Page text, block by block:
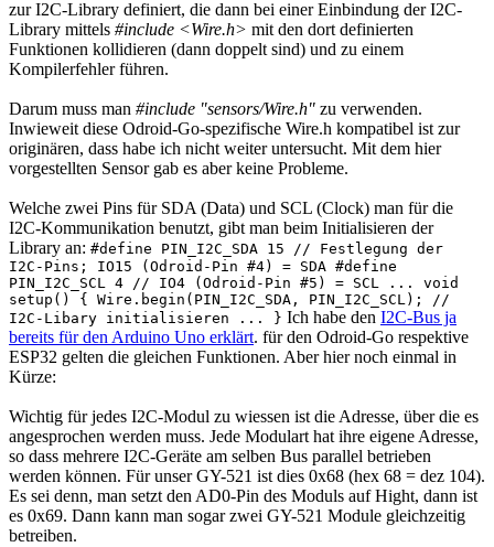
zur I2C-Library definiert, die dann bei einer Einbindung der I2C-
Library mittels #include <Wire.h> mit den dort definierten
Funktionen kollidieren (dann doppelt sind) und zu einem
Kompilerfehler führen.
Darum muss man #include "sensors/Wire.h" zu verwenden.
Inwieweit diese Odroid-Go-spezifische Wire.h kompatibel ist zur
originären, dass habe ich nicht weiter untersucht. Mit dem hier
vorgestellten Sensor gab es aber keine Probleme.
Welche zwei Pins für SDA (Data) und SCL (Clock) man für die
I2C-Kommunikation benutzt, gibt man beim Initialisieren der
Library an: #define PIN_I2C_SDA 15 // Festlegung der
I2C-Pins; IO15 (Odroid-Pin #4) = SDA #define
PIN_I2C_SCL 4 // IO4 (Odroid-Pin #5) = SCL ... void
setup() { Wire.begin(PIN_I2C_SDA, PIN_I2C_SCL); //
I2C-Libary initialisieren ... } Ich habe den I2C-Bus ja
bereits für den Arduino Uno erklärt. für den Odroid-Go respektive
ESP32 gelten die gleichen Funktionen. Aber hier noch einmal in
Kürze:
Wichtig für jedes I2C-Modul zu wiessen ist die Adresse, über die es
angesprochen werden muss. Jede Modulart hat ihre eigene Adresse,
so dass mehrere I2C-Geräte am selben Bus parallel betrieben
werden können. Für unser GY-521 ist dies 0x68 (hex 68 = dez 104).
Es sei denn, man setzt den AD0-Pin des Moduls auf Hight, dann ist
es 0x69. Dann kann man sogar zwei GY-521 Module gleichzeitig
betreiben.